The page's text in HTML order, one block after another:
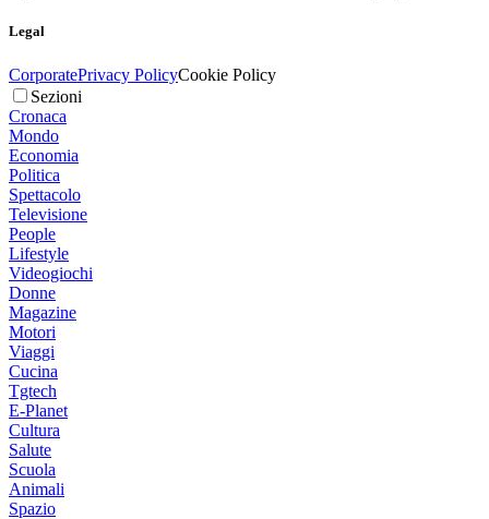
Legal
CorporatePrivacy PolicyCookie Policy
Sezioni
Cronaca
Mondo
Economia
Politica
Spettacolo
Televisione
People
Lifestyle
Videogiochi
Donne
Magazine
Motori
Viaggi
Cucina
Tgtech
E-Planet
Cultura
Salute
Scuola
Animali
Spazio